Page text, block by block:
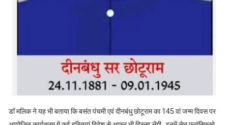
डॉ मलिक ने यह भी बताया कि बसंत पंचमी एवं दीनबंधु छोटूराम का 145 वां जन्म दिवस पर